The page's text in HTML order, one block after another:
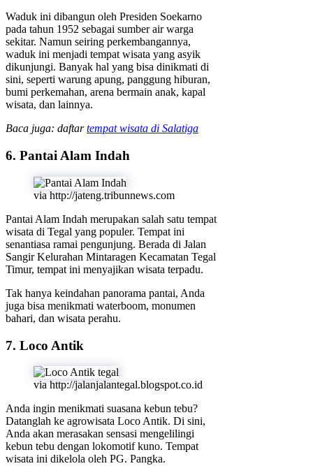
Waduk ini dibangun oleh Presiden Soekarno
pada tahun 1952 sebagai sumber air warga
sekitar. Namun seiring perkembangannya,
waduk ini menjadi tempat wisata yang asyik
dikunjungi. Banyak hal yang bisa dinikmati di
sini, seperti warung apung, panggung hiburan,
bumi perkemahan, arena bermain anak, kapal
wisata, dan lainnya.
Baca juga: daftartempat wisata di Salatiga
6. Pantai Alam Indah
via http://jateng.tribunnews.com
Pantai Alam Indah merupakan salah satu tempat
wisata di Tegal yang populer. Tempat ini
senantiasa ramai pengunjung. Berada di Jalan
Sangir Kelurahan Mintaragen Kecamatan Tegal
Timur, tempat ini menyajikan wisata terpadu.
Tak hanya keindahan panorama pantai, Anda
juga bisa menikmati waterboom, monumen
bahari, dan wisata perahu.
7. Loco Antik
via http://jalanjalantegal.blogspot.co.id
Anda ingin menikmati suasana kebun tebu?
Datanglah ke agrowisata Loco Antik. Di sini,
Anda akan merasakan sensasi mengelilingi
kebun tebu dengan lokomotif kuno. Tempat
wisata ini dikelola oleh PG. Pangka.